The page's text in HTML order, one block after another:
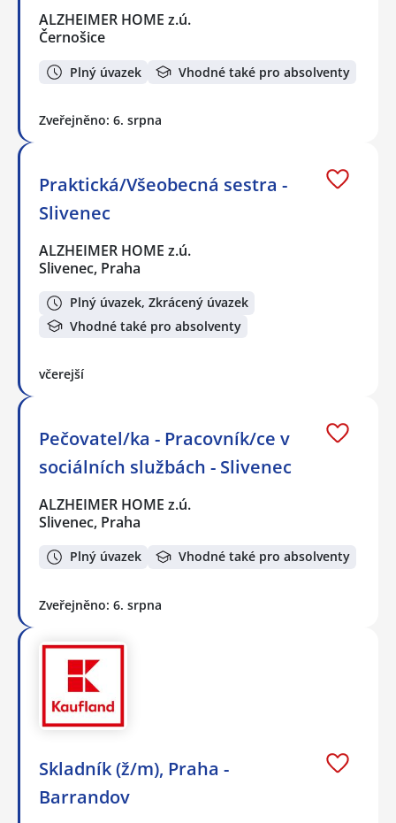
ALZHEIMER HOME z.ú.
Černošice
Plný úvazek Vhodné také pro absolventy
Zveřejněno: 6. srpna
Praktická/Všeobecná sestra -
Slivenec
ALZHEIMER HOME z.ú.
Slivenec, Praha
Plný úvazek, Zkrácený úvazek
Vhodné také pro absolventy
včerejší
Pečovatel/ka - Pracovník/ce v
sociálních službách - Slivenec
ALZHEIMER HOME z.ú.
Slivenec, Praha
Plný úvazek Vhodné také pro absolventy
Zveřejněno: 6. srpna
Skladník (ž/m), Praha -
Barrandov